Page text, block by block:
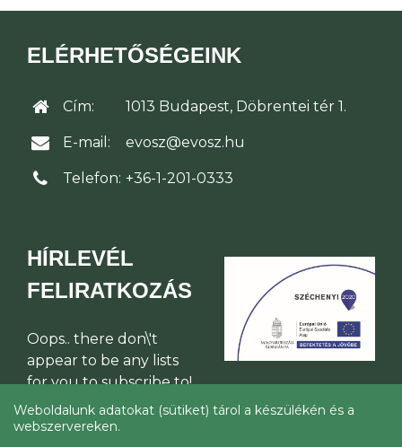
ELÉRHETŐSÉGEINK
Cím: 1013 Budapest, Döbrentei tér 1.
E-mail: evosz@evosz.hu
Telefon: +36-1-201-0333
HÍRLEVÉL
FELIRATKOZÁS
Oops.. there don\'t
appear to be any lists
for you to subscribe to!
Weboldalunk adatokat (sütiket) tárol a készülékén és a
webszervereken.